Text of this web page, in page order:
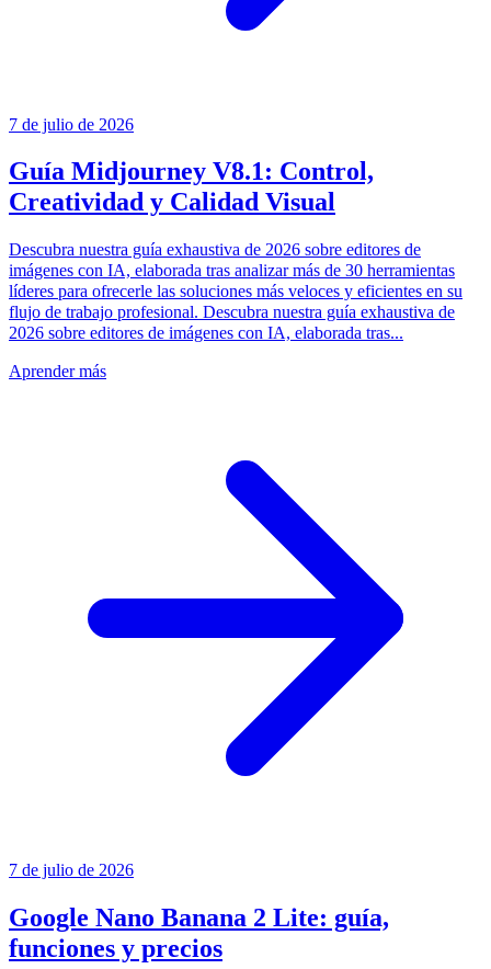
7 de julio de 2026
Guía Midjourney V8.1: Control,
Creatividad y Calidad Visual
Descubra nuestra guía exhaustiva de 2026 sobre editores de
imágenes con IA, elaborada tras analizar más de 30 herramientas
líderes para ofrecerle las soluciones más veloces y eficientes en su
flujo de trabajo profesional. Descubra nuestra guía exhaustiva de
2026 sobre editores de imágenes con IA, elaborada tras...
Aprender más
7 de julio de 2026
Google Nano Banana 2 Lite: guía,
funciones y precios